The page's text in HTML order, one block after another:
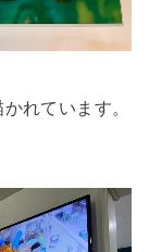
れています。